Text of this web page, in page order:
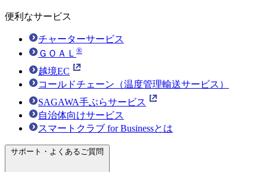
便利なサービス
チャーターサービス
ＧＯＡＬ ®
越境EC
コールドチェーン（温度管理輸送サービス）
SAGAWA手ぶらサービス
自治体向けサービス
スマートクラブ for Businessとは
サポート・よくあるご質問